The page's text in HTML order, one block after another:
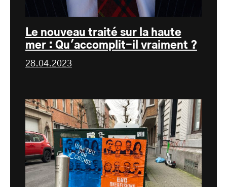
Le nouveau traité sur la haute
mer : Qu'accomplit-il vraiment ?
28.04.2023